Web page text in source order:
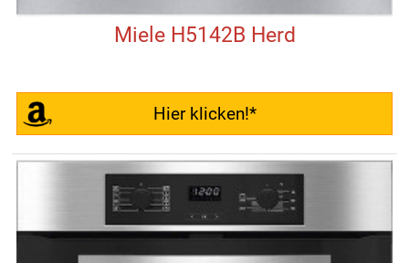
Miele H5142B Herd
Hier klicken!*